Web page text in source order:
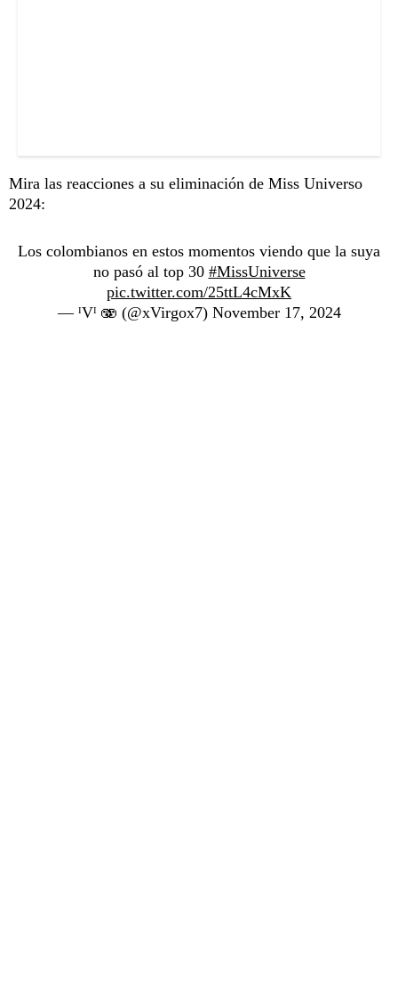
Mira las reacciones a su eliminación de Miss Universo
2024:
Los colombianos en estos momentos viendo que la suya
no pasó al top 30 #MissUniverse
pic.twitter.com/25ttL4cMxK
— ᴵVᴵ 🫨 (@xVirgox7) November 17, 2024